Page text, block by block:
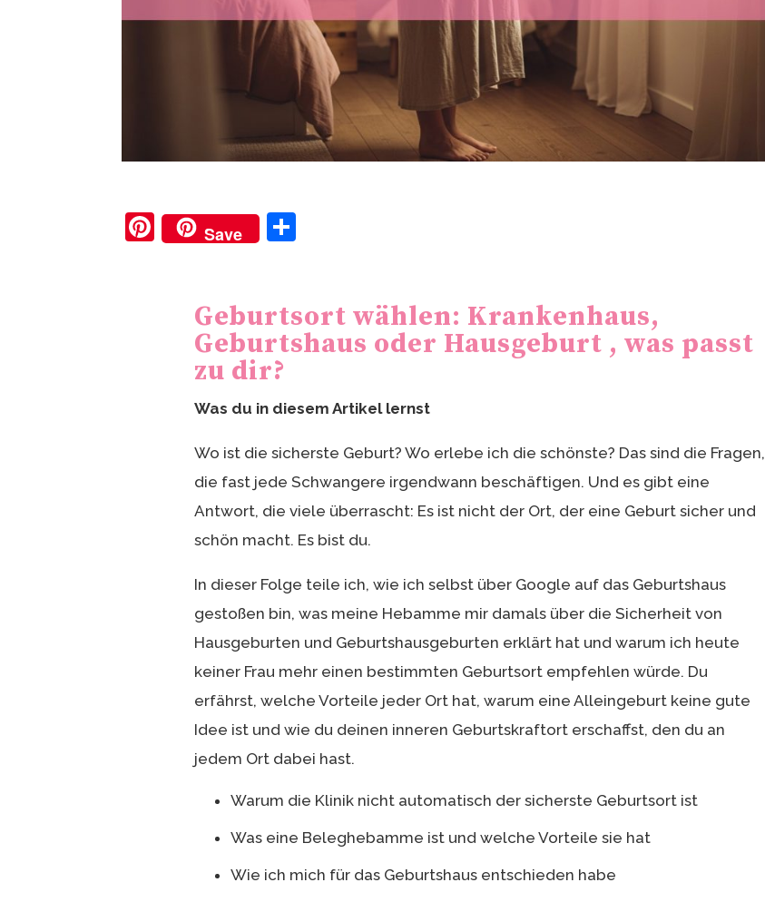
Pi
Save
n
Geburtsort wählen: Krankenhaus,
Geburtshaus oder Hausgeburt , was passt
zu dir?
Was du in diesem Artikel lernst
Wo ist die sicherste Geburt? Wo erlebe ich die schönste? Das sind die Fragen,
die fast jede Schwangere irgendwann beschäftigen. Und es gibt eine
Antwort, die viele überrascht: Es ist nicht der Ort, der eine Geburt sicher und
schön macht. Es bist du.
In dieser Folge teile ich, wie ich selbst über Google auf das Geburtshaus
gestoßen bin, was meine Hebamme mir damals über die Sicherheit von
Hausgeburten und Geburtshausgeburten erklärt hat und warum ich heute
keiner Frau mehr einen bestimmten Geburtsort empfehlen würde. Du
erfährst, welche Vorteile jeder Ort hat, warum eine Alleingeburt keine gute
Idee ist und wie du deinen inneren Geburtskraftort erschaffst, den du an
jedem Ort dabei hast.
Warum die Klinik nicht automatisch der sicherste Geburtsort ist
Was eine Beleghebamme ist und welche Vorteile sie hat
Wie ich mich für das Geburtshaus entschieden habe